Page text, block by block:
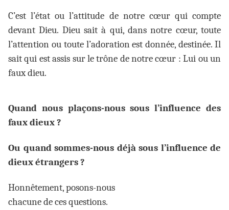
C’est l’état ou l’attitude de notre cœur qui compte
devant Dieu. Dieu sait à qui, dans notre cœur, toute
l’attention ou toute l’adoration est donnée, destinée. Il
sait qui est assis sur le trône de notre cœur : Lui ou un
faux dieu.
Quand nous plaçons-nous sous l’influence des
faux dieux ?
Ou quand sommes-nous déjà sous l’influence de
dieux étrangers ?
Honnêtement, posons-nous
chacune de ces questions.